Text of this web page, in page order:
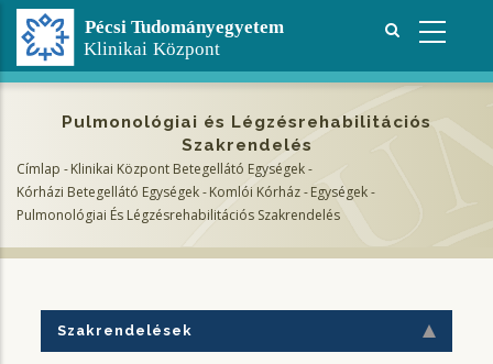
Ugrás
tartalomra
Pulmonológiai és Légzésrehabilitációs
Szakrendelés
Morzsa
Címlap -Klinikai Központ Betegellátó Egységek-
Kórházi Betegellátó Egységek-Komlói Kórház-Egységek-
Pulmonológiai És Légzésrehabilitációs Szakrendelés
Szakrendelések